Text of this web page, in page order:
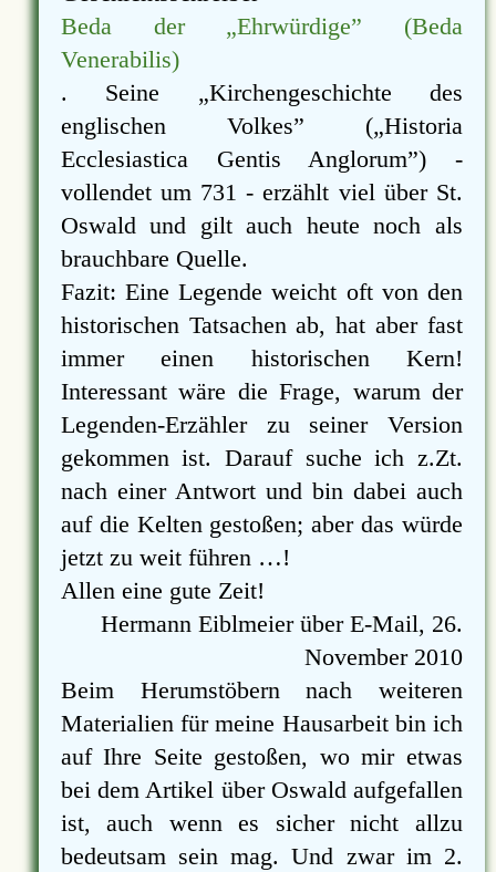
Beda der
Ehrwürdige
(Beda
Venerabilis)
. Seine
Kirchengeschichte des
englischen Volkes
( Historia
Ecclesiastica Gentis Anglorum ) -
vollendet um 731 - erzählt viel über St.
Oswald und gilt auch heute noch als
brauchbare Quelle.
Fazit: Eine Legende weicht oft von den
historischen Tatsachen ab, hat aber fast
immer einen historischen Kern!
Interessant wäre die Frage, warum der
Legenden-Erzähler zu seiner Version
gekommen ist. Darauf suche ich z.Zt.
nach einer Antwort und bin dabei auch
auf die Kelten gestoßen; aber das würde
jetzt zu weit führen …!
Allen eine gute Zeit!
Hermann Eiblmeier über E-Mail, 26.
November 2010
Beim Herumstöbern nach weiteren
Materialien für meine Hausarbeit bin ich
auf Ihre Seite gestoßen, wo mir etwas
bei dem Artikel über Oswald aufgefallen
ist, auch wenn es sicher nicht allzu
bedeutsam sein mag. Und zwar im 2.